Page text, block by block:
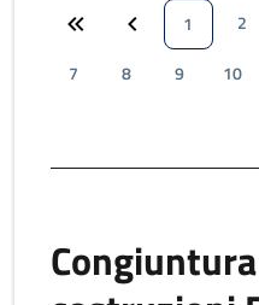
1 2
7
8 9 10